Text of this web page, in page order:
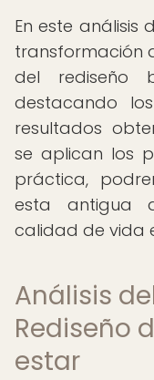
En este análisis
transformación
del rediseño
destacando
resultados
se aplican los
práctica,
esta antigua
calidad de vida
Análisis
Rediseño
estar